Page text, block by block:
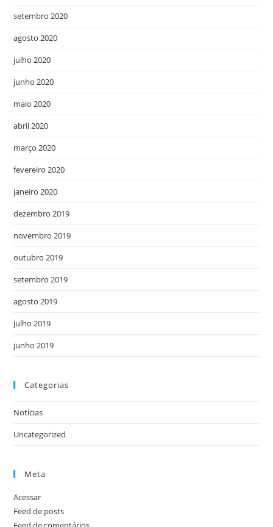
setembro 2020
agosto 2020
julho 2020
junho 2020
maio 2020
abril 2020
março 2020
fevereiro 2020
janeiro 2020
dezembro 2019
novembro 2019
outubro 2019
setembro 2019
agosto 2019
julho 2019
junho 2019
Categorias
Notícias
Uncategorized
Meta
Acessar
Feed de posts